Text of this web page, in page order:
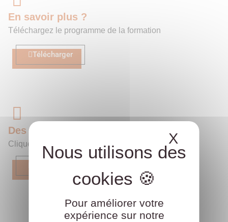
Pour améliorer votre
expérience sur notre
X
En savoir plus ?
Téléchargez le programme de la formation
Télécharger
Des questions ?
Cliquez sur le bouton ci-dessous